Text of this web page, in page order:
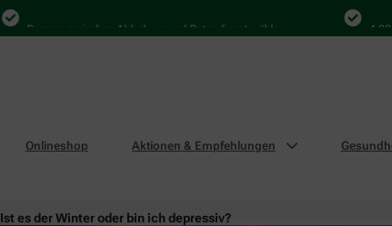
Bequem zwischen Abholung und Botendienst wählen 4.000
Onlineshop Aktionen & Empfehlungen
Ist es der Winter oder bin ich depressiv?